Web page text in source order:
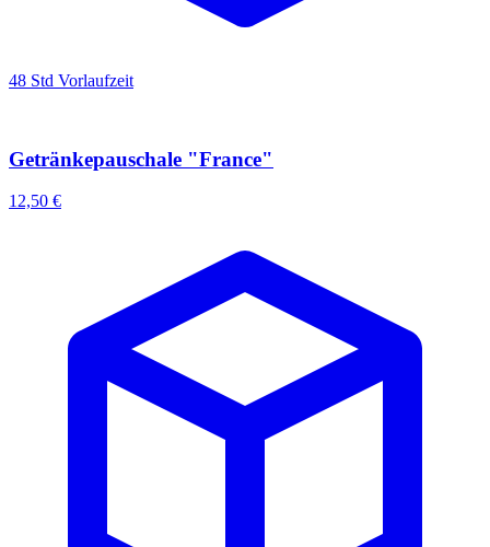
48 Std Vorlaufzeit
Getränkepauschale "France"
12,50 €